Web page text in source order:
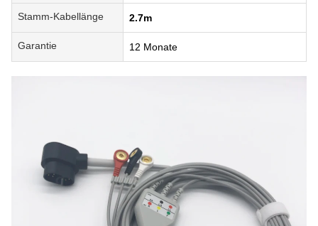
Stamm-Kabellänge 2.7m
Garantie 12 Monate